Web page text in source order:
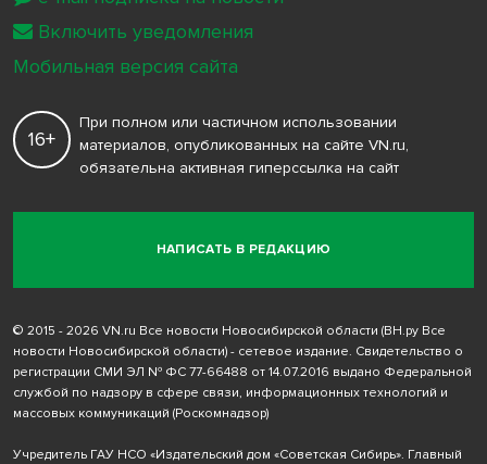
НАПИСАТЬ В РЕДАКЦИЮ
16+
При полном или частичном использовании
материалов, опубликованных на сайте VN.ru,
обязательна активная гиперссылка на сайт
© 2015 - 2026 VN.ru Все новости Новосибирской области (ВН.ру Все
новости Новосибирской области) - сетевое издание. Свидетельство о
регистрации СМИ ЭЛ № ФС 77-66488 от 14.07.2016 выдано Федеральной
службой по надзору в сфере связи, информационных технологий и
массовых коммуникаций (Роскомнадзор)
Учредитель ГАУ НСО «Издательский дом «Советская Сибирь». Главный
Включить уведомления
Мобильная версия сайта